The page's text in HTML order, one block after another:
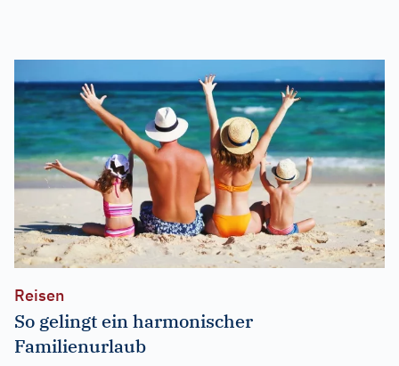
Reisen
So gelingt ein harmonischer
Familienurlaub